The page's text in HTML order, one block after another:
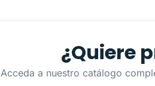
¿Quiere
Acceda a nuestro catálogo